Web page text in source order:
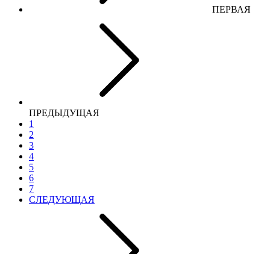
ПЕРВАЯ
ПРЕДЫДУЩАЯ
1
2
3
4
5
6
7
СЛЕДУЮЩАЯ